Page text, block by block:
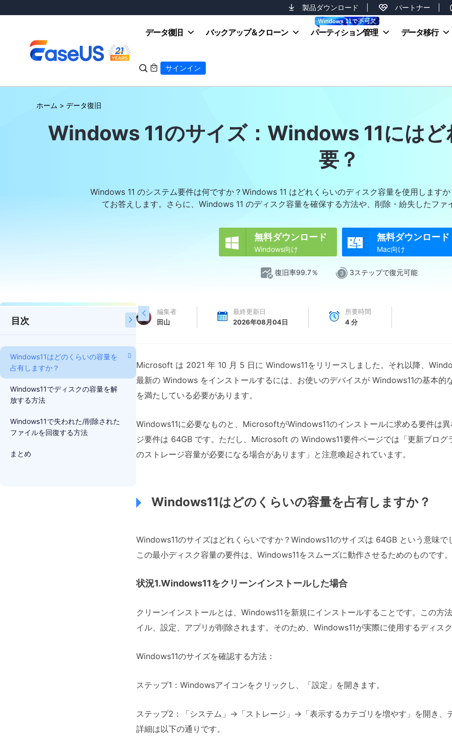
製品ダウンロード パートナー
データ復旧 バックアップ＆クローン パーティション管理 データ移行
  サインイン
ホーム > データ復旧
Windows 11のサイズ：Windows 11にはど
要？
Windows 11 のシステム要件は何ですか？Windows 11 はどれくらいのディスク容量を使用します
てお答えします。さらに、Windows 11 のディスク容量を確保する方法や、削除・紛失したファ
 無料ダウンロード
Windows向け

無料ダウンロード
Mac向け
復旧率99.7％ 3ステップで復元可能


目次
Windows11はどのくらいの容量を
占有しますか？
Windows11でディスクの容量を解
放する方法
Windows11で失われた/削除された
ファイルを回復する方法
まとめ
編集者
田山
最終更新日
2026年08月04日
所要時間
4分
Microsoft は 2021 年 10 月 5 日に Windows11をリリースしました。それ以降、
最新の Windows をインストールするには、お使いのデバイスが Windows11の基本的
を満たしている必要があります。
Windows11に必要なものと、MicrosoftがWindows11のインストールに求める要件は
ジ要件は 64GB です。ただし、Microsoft の Windows11要件ページでは「更新プログ
のストレージ容量が必要になる場合があります」と注意喚起されています。
Windows11はどのくらいの容量を占有しますか？
Windows11のサイズはどれくらいですか？Windows11のサイズは 64GB という意味
この最小ディスク容量の要件は、Windows11をスムーズに動作させるためのものです。
状況1.Windows11をクリーンインストールした場合
クリーンインストールとは、Windows11を新規にインストールすることです。この方
イル、設定、アプリが削除されます。そのため、Windows11が実際に使用するディス
Windows11のサイズを確認する方法：
ステップ1：Windowsアイコンをクリックし、「設定」を開きます。
ステップ2：「システム」→「ストレージ」→「表示するカテゴリを増やす」を開き、
詳細は以下の通りです。